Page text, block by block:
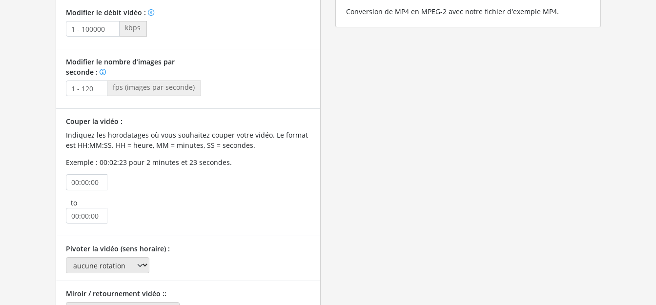
Modifier le débit vidéo :
kbps
Modifier le nombre d’images par
seconde :
fps (images par seconde)
Couper la vidéo :
Indiquez les horodatages où vous souhaitez couper votre vidéo. Le format
est HH:MM:SS. HH = heure, MM = minutes, SS = secondes.
Exemple : 00:02:23 pour 2 minutes et 23 secondes.
to
Pivoter la vidéo (sens horaire) :
Miroir / retournement vidéo ::
Conversion de MP4 en MPEG-2 avec notre fichier d'exemple MP4.